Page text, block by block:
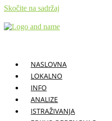
Skočite na sadržaj
NASLOVNA
LOKALNO
INFO
ANALIZE
ISTRAŽIVANJA